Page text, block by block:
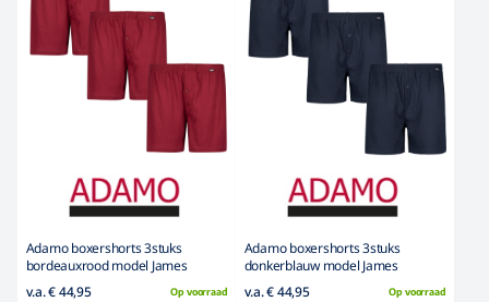
Adamo boxershorts 3stuks
bordeauxrood model James
v.a. € 44,95
Op voorraad
Adamo boxershorts 3stuks
donkerblauw model James
v.a. € 44,95
Op voorraad